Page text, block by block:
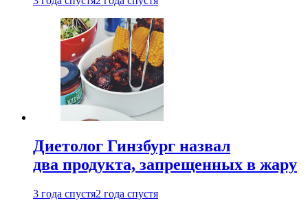
Диетолог Гинзбург назвал
два продукта, запрещенных в жару
3 года спустя2 года спустя